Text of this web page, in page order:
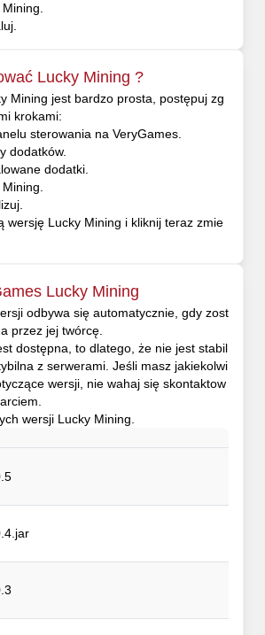
Lucky Mining ?
Mining jest bardzo prosta, postępuj zg
krokami:
sterowania na VeryGames.
dodatków.
dodatki.
wersję Lucky Mining i kliknij teraz zmie
Lucky Mining
odbywa się automatycznie, gdy zost
przez jej twórcę.
dostępna, to dlatego, że nie jest stabil
z serwerami. Jeśli masz jakiekolwi
wersji, nie wahaj się skontaktow
wersji Lucky Mining.